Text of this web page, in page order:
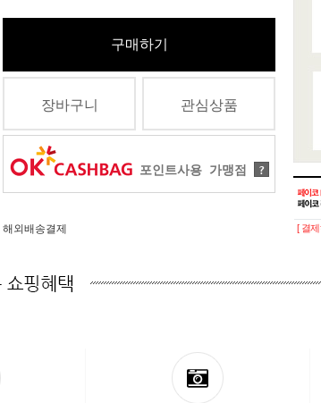
구매하기
장바구니 관심상품
포인트사용 가맹점 ?
해외배송결제 [ 결